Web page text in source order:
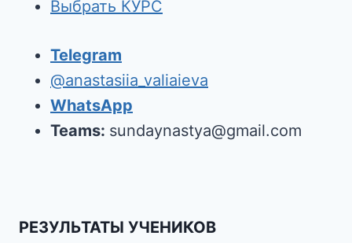
Выбрать КУРС
Telegram
@anastasiia_valiaieva
WhatsApp
Teams: sundaynastya@gmail.com
РЕЗУЛЬТАТЫ УЧЕНИКОВ